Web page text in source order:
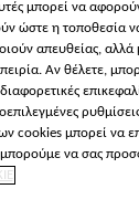
(M/
μπορεί να
ώστε η τοποθεσία
απευθείας,
Αν θέλετε,
διαφορετικές
cookies μπορεί να
να σας